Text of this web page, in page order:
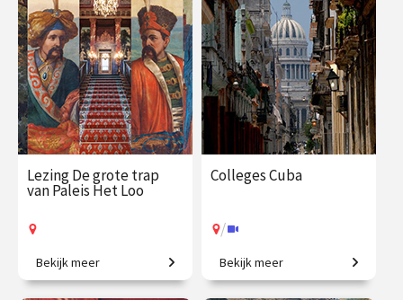
€ 145.00
vanaf 1
okt.
/ Op locatie of online
€ 375.00
vanaf 17
aug.
Op locatie
Lezing De grote trap
van Paleis Het Loo
Een eeuwenoude trap vol
verhalen.
Bekijk meer
Colleges Cuba
/
De Caraïbische smeltkroes.
Bekijk meer